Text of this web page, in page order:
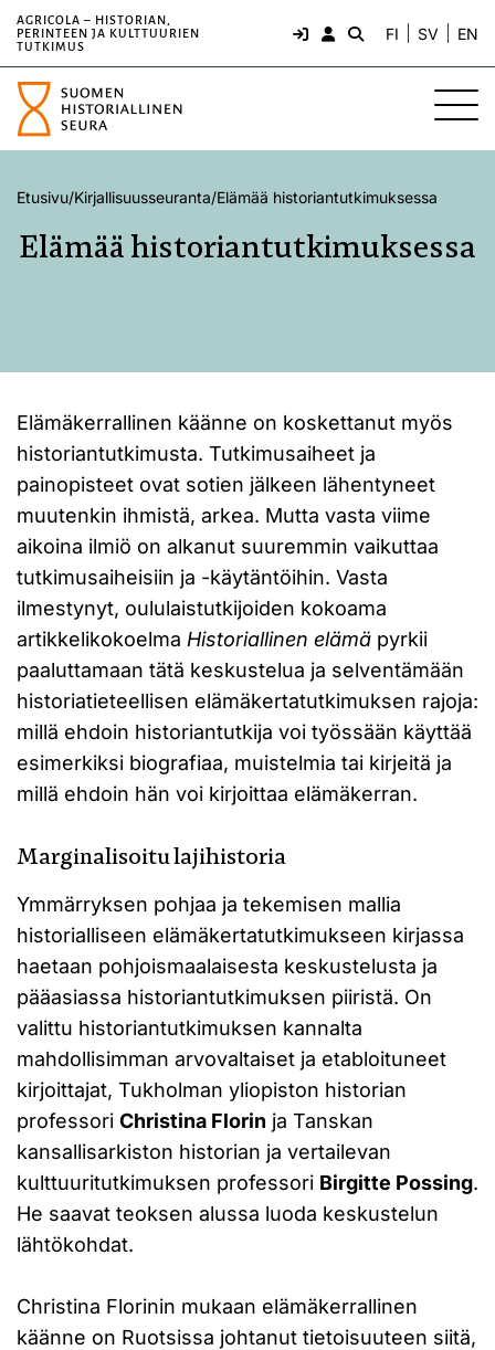
AGRICOLA – HISTORIAN,
PERINTEEN JA KULTTUURIEN
TUTKIMUS
FI SV EN
Etusivu/Kirjallisuusseuranta/Elämää historiantutkimuksessa
Elämää historiantutkimuksessa
Elämäkerrallinen käänne on koskettanut myös
historiantutkimusta. Tutkimusaiheet ja
painopisteet ovat sotien jälkeen lähentyneet
muutenkin ihmistä, arkea. Mutta vasta viime
aikoina ilmiö on alkanut suuremmin vaikuttaa
tutkimusaiheisiin ja -käytäntöihin. Vasta
ilmestynyt, oululaistutkijoiden kokoama
artikkelikokoelma Historiallinen elämä pyrkii
paaluttamaan tätä keskustelua ja selventämään
historiatieteellisen elämäkertatutkimuksen rajoja:
millä ehdoin historiantutkija voi työssään käyttää
esimerkiksi biografiaa, muistelmia tai kirjeitä ja
millä ehdoin hän voi kirjoittaa elämäkerran.
Marginalisoitu lajihistoria
Ymmärryksen pohjaa ja tekemisen mallia
historialliseen elämäkertatutkimukseen kirjassa
haetaan pohjoismaalaisesta keskustelusta ja
pääasiassa historiantutkimuksen piiristä. On
valittu historiantutkimuksen kannalta
mahdollisimman arvovaltaiset ja etabloituneet
kirjoittajat, Tukholman yliopiston historian
professori Christina Florin ja Tanskan
kansallisarkiston historian ja vertailevan
kulttuuritutkimuksen professori Birgitte Possing.
He saavat teoksen alussa luoda keskustelun
lähtökohdat.
Christina Florinin mukaan elämäkerrallinen
käänne on Ruotsissa johtanut tietoisuuteen siitä,